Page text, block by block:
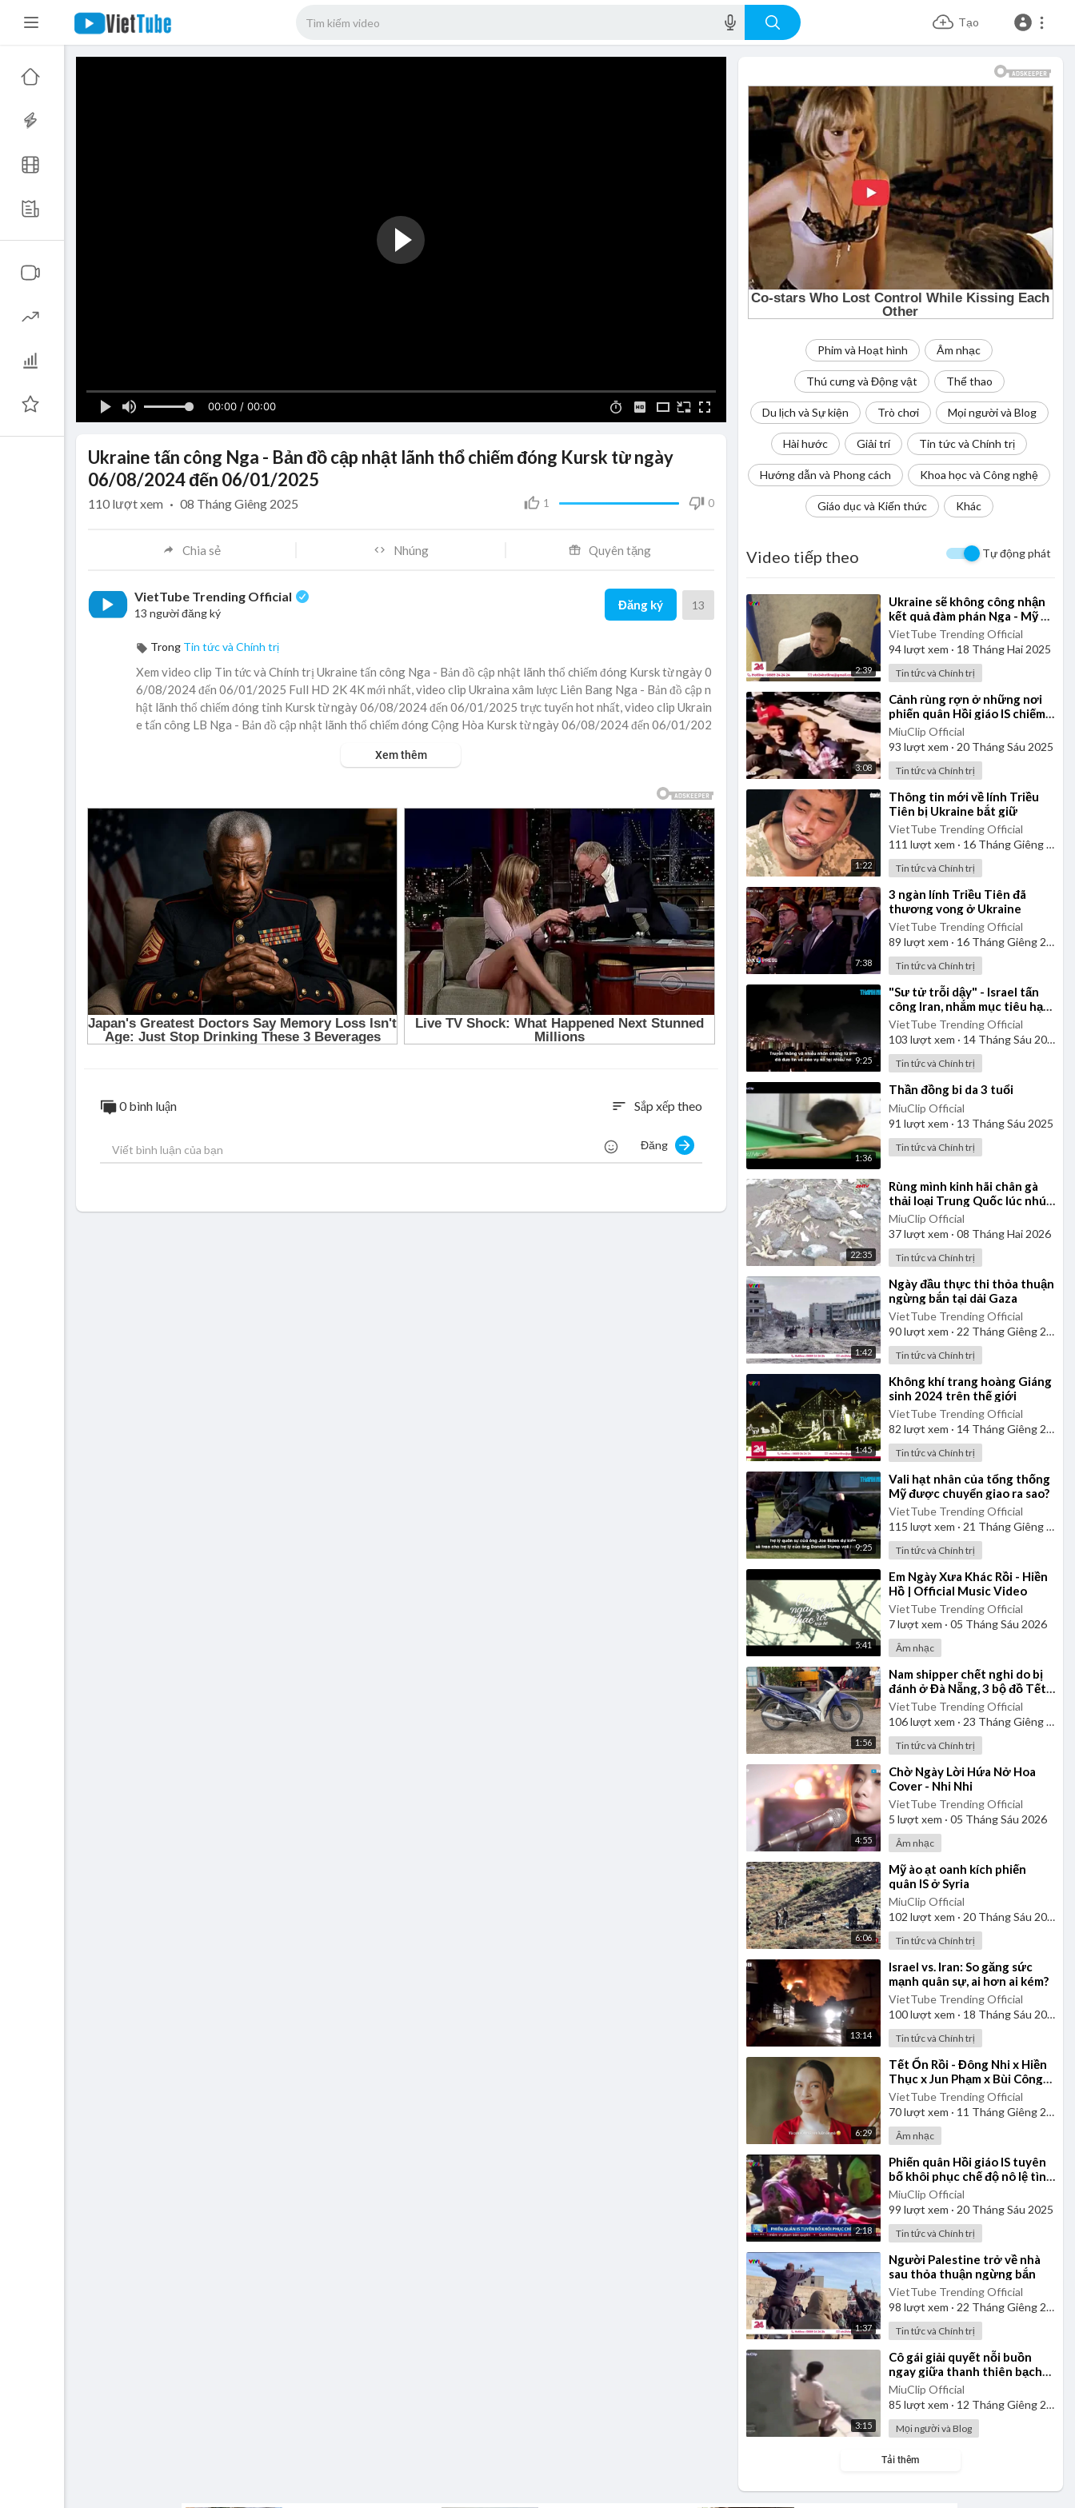
Tạo
00:00 / 00:00
Phim và Hoạt hình Âm nhạc
Thú cưng và Động vật Thể thao
Du lịch và Sự kiện Trò chơi Mọi người và Blog
Hài hước Giải trí Tin tức và Chính trị
Hướng dẫn và Phong cách Khoa học và Công nghệ
Giáo dục và Kiến thức Khác
Video tiếp theo Tự động phát
2:39
⁣Ukraine sẽ không công nhận
kết quả đàm phán Nga - Mỹ ở
Arab Saudi
VietTube Trending Official
94lượt xem · 18 Tháng Hai 2025
Tin tức và Chính trị
3:08
⁣Cảnh rùng rợn ở những nơi
phiến quân Hồi giáo IS chiếm
đóng
MiuClip Official
93 lượt xem · 20 Tháng Sáu 2025
Tin tức và Chính trị
1:22
⁣Thông tin mới về lính Triều
Tiên bị Ukraine bắt giữ
VietTube Trending Official
111 lượt xem · 16 Tháng Giêng 2025
Tin tức và Chính trị
7:38
⁣3 ngàn lính Triều Tiên đã
thương vong ở Ukraine
VietTube Trending Official
89 lượt xem · 16 Tháng Giêng 2025
Tin tức và Chính trị
9:25
⁣"Sư tử trỗi dậy" - Israel tấn
công Iran, nhắm mục tiêu hạt
nhân, tên lửa, chỉ huy
VietTube Trending Official
103 lượt xem · 14 Tháng Sáu 2025
Tin tức và Chính trị
1:36
⁣Thần đồng bi da 3 tuổi
MiuClip Official
91 lượt xem · 13 Tháng Sáu 2025
Tin tức và Chính trị
22:35
⁣Rùng mình kinh hãi chân gà
thải loại Trung Quốc lúc nhúc
giòi bọ, cấp đông 20 năm
MiuClip Official
37lượt xem · 08 Tháng Hai 2026
Tin tức và Chính trị
1:42
⁣Ngày đầu thực thi thỏa thuận
ngừng bắn tại dải Gaza
VietTube Trending Official
90lượt xem · 22 Tháng Giêng 2025
Tin tức và Chính trị
1:45
⁣Không khí trang hoàng Giáng
sinh 2024 trên thế giới
VietTube Trending Official
82 lượt xem · 14 Tháng Giêng 2025
Tin tức và Chính trị
9:25
⁣Vali hạt nhân của tổng thống
Mỹ được chuyển giao ra sao?
VietTube Trending Official
115 lượt xem · 21 Tháng Giêng 2025
Tin tức và Chính trị
5:41
⁣Em Ngày Xưa Khác Rồi - Hiền
Hồ | Official Music Video
VietTube Trending Official
7lượt xem · 05 Tháng Sáu 2026
Âm nhạc
1:56
⁣Nam shipper chết nghi do bị
đánh ở Đà Nẵng, 3 bộ đồ Tết
còn chưa kịp mặc
VietTube Trending Official
106lượt xem · 23 Tháng Giêng 2025
Tin tức và Chính trị
4:55
⁣Chờ Ngày Lời Hứa Nở Hoa
Cover - Nhi Nhi
VietTube Trending Official
5 lượt xem · 05 Tháng Sáu 2026
Âm nhạc
6:06
⁣Mỹ ào ạt oanh kích phiến
quân IS ở Syria
MiuClip Official
102 lượt xem · 20 Tháng Sáu 2025
Tin tức và Chính trị
13:14
⁣Israel vs. Iran: So găng sức
mạnh quân sự, ai hơn ai kém?
VietTube Trending Official
100lượt xem · 18 Tháng Sáu 2025
Tin tức và Chính trị
6:29
⁣Tết Ổn Rồi - Đông Nhi x Hiền
Thục x Jun Phạm x Bùi Công
Nam | Official Music Video -
Nhạc Xuân 2024
VietTube Trending Official
70lượt xem · 11 Tháng Giêng 2025
Âm nhạc
2:18
⁣Phiến quân Hồi giáo IS tuyên
bố khôi phục chế độ nô lệ tình
dục
MiuClip Official
99 lượt xem · 20 Tháng Sáu 2025
Tin tức và Chính trị
1:37
⁣Người Palestine trở về nhà
sau thỏa thuận ngừng bắn
VietTube Trending Official
98 lượt xem · 22 Tháng Giêng 2025
Tin tức và Chính trị
3:15
⁣Cô gái giải quyết nỗi buồn
ngay giữa thanh thiên bạch
nhật
MiuClip Official
85 lượt xem · 12 Tháng Giêng 2025
Mọi người và Blog
Tải thêm
Ukraine tấn công Nga - Bản đồ cập nhật lãnh thổ chiếm đóng Kursk từ ngày
06/08/2024 đến 06/01/2025
1 0
110 lượt xem · 08 Tháng Giêng 2025
Chia sẻ Nhúng Quyên tặng
VietTube Trending Official
13 người đăng ký
Đăng ký 13
Trong Tin tức và Chính trị
Xem video clip Tin tức và Chính trị Ukraine tấn công Nga - Bản đồ cập nhật lãnh thổ chiếm đóng Kursk từ ngày 0
6/08/2024 đến 06/01/2025 Full HD 2K 4K mới nhất, video clip Ukraina xâm lược Liên Bang Nga - Bản đồ cập n
hật lãnh thổ chiếm đóng tỉnh Kursk từ ngày 06/08/2024 đến 06/01/2025 trực tuyến hot nhất, video clip Ukrain
e tấn công LB Nga - Bản đồ cập nhật lãnh thổ chiếm đóng Cộng Hòa Kursk từ ngày 06/08/2024 đến 06/01/202
Xem thêm
0 bình luận sort Sắp xếp theo
Đăng